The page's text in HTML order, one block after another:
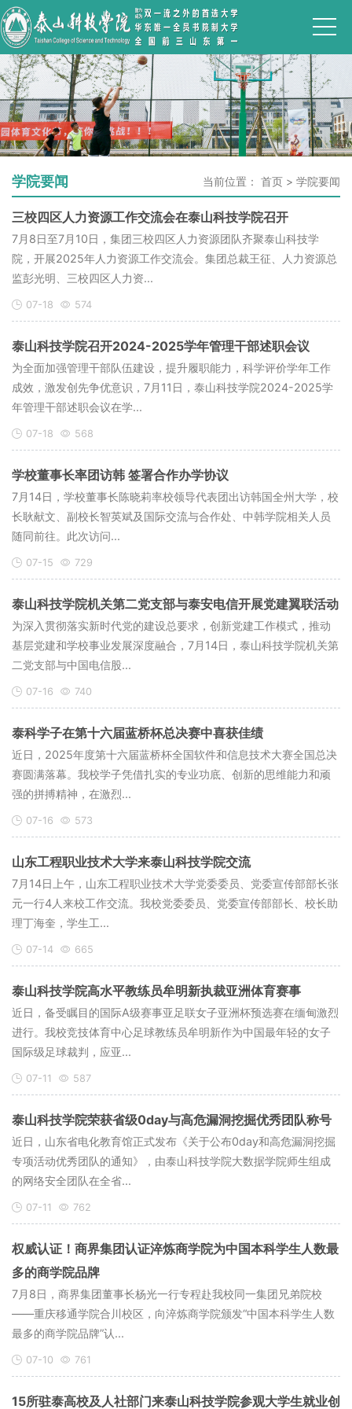
学院要闻 当前位置： 首页 > 学院要闻
三校四区人力资源工作交流会在泰山科技学院召开
7月8日至7月10日，集团三校四区人力资源团队齐聚泰山科技学
院，开展2025年人力资源工作交流会。集团总裁王征、人力资源总
监彭光明、三校四区人力资...
07-18 574
泰山科技学院召开2024-2025学年管理干部述职会议
为全面加强管理干部队伍建设，提升履职能力，科学评价学年工作
成效，激发创先争优意识，7月11日，泰山科技学院2024-2025学
年管理干部述职会议在学...
07-18 568
学校董事长率团访韩 签署合作办学协议
​7月14日，学校董事长陈晓莉率校领导代表团出访韩国全州大学，校
长耿献文、副校长智英斌及国际交流与合作处、中韩学院相关人员
随同前往。此次访问...
07-15 729
泰山科技学院机关第二党支部与泰安电信开展党建翼联活动
为深入贯彻落实新时代党的建设总要求，创新党建工作模式，推动
基层党建和学校事业发展深度融合，7月14日，泰山科技学院机关第
二党支部与中国电信股...
07-16 740
泰科学子在第十六届蓝桥杯总决赛中喜获佳绩
近日，2025年度第十六届蓝桥杯全国软件和信息技术大赛全国总决
赛圆满落幕。我校学子凭借扎实的专业功底、创新的思维能力和顽
强的拼搏精神，在激烈...
07-16 573
山东工程职业技术大学来泰山科技学院交流
​7月14日上午，山东工程职业技术大学党委委员、党委宣传部部长张
元一行4人来校工作交流。我校党委委员、党委宣传部部长、校长助
理丁海奎，学生工...
07-14 665
泰山科技学院高水平教练员牟明新执裁亚洲体育赛事
近日，备受瞩目的国际A级赛事亚足联女子亚洲杯预选赛在缅甸激烈
进行。我校竞技体育中心足球教练员牟明新作为中国最年轻的女子
国际级足球裁判，应亚...
07-11 587
泰山科技学院荣获省级0day与高危漏洞挖掘优秀团队称号
近日，山东省电化教育馆正式发布《关于公布0day和高危漏洞挖掘
专项活动优秀团队的通知》，由泰山科技学院大数据学院师生组成
的网络安全团队在全省...
07-11 762
权威认证！商界集团认证淬炼商学院为中国本科学生人数最
多的商学院品牌
7月8日，商界集团董事长杨光一行专程赴我校同一集团兄弟院校
——重庆移通学院合川校区，向淬炼商学院颁发“中国本科学生人数
最多的商学院品牌”认...
07-10 761
15所驻泰高校及人社部门来泰山科技学院参观大学生就业创